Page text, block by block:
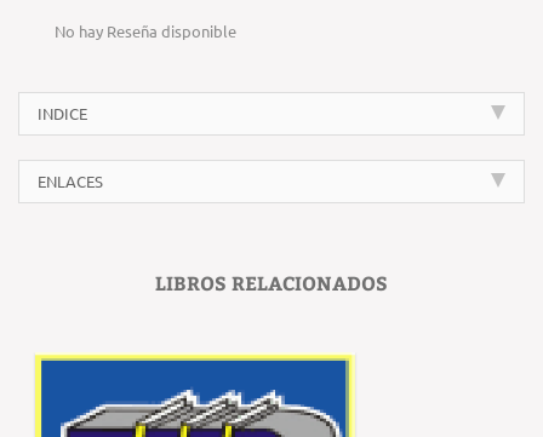
No hay Reseña disponible
INDICE
ENLACES
LIBROS RELACIONADOS